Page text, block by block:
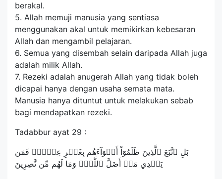
berakal.
5. Allah memuji manusia yang sentiasa
menggunakan akal untuk memikirkan kebesaran
Allah dan mengambil pelajaran.
6. Semua yang disembah selain daripada Allah juga
adalah milik Allah.
7. Rezeki adalah anugerah Allah yang tidak boleh
dicapai hanya dengan usaha semata mata.
Manusia hanya dituntut untuk melakukan sebab
bagi mendapatkan rezeki.
Tadabbur ayat 29 :
بَلِ ٱتَّبَعَ ٱلَّذِينَ ظَلَمُوٓاْ أَهۡوَآءَهُم بِغَيۡرِ عِلۡمٖۖ فَمَن
يَهۡدِي مَنۡ أَضَلَّ ٱللَّهُۖ وَمَا لَهُم مِّن نَّٰصِرِينَ